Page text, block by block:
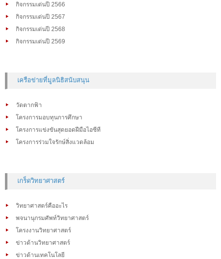
กิจกรรมเด่นปี 2566
กิจกรรมเด่นปี 2567
กิจกรรมเด่นปี 2568
กิจกรรมเด่นปี 2569
เครือข่ายที่มูลนิธิสนับสนุน
วัดตากฟ้า
โครงการมอบทุนการศึกษา
โครงการแข่งขันสุดยอดฝีมือไอซีที
โครงการร่วมใจรักษ์สิ่งแวดล้อม
เกร็ดวิทยาศาสตร์
วิทยาศาสตร์คืออะไร
พจนานุกรมศัพท์วิทยาศาสตร์
โครงงานวิทยาศาสตร์
ข่าวด้านวิทยาศาสตร์
ข่าวด้านเทคโนโลยี